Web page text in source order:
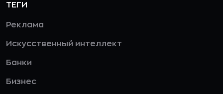
ТЕГИ
Реклама
Искусственный интеллект
Банки
Бизнес